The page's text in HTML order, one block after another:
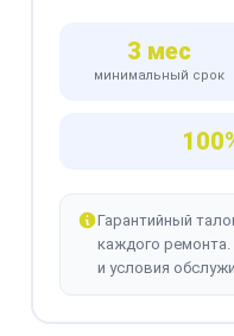
3 мес
минимальный срок
Гарантийный
каждого
и условия